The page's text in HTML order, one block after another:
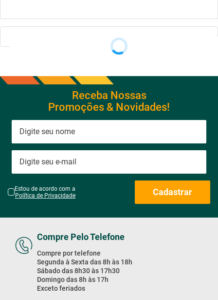
Receba Nossas
Promoções & Novidades!
Estou de acordo com a
Política de Privacidade
Cadastrar
Compre Pelo Telefone
Compre por telefone
Segunda à Sexta das 8h às 18h
Sábado das 8h30 às 17h30
Domingo das 8h às 17h
Exceto feriados